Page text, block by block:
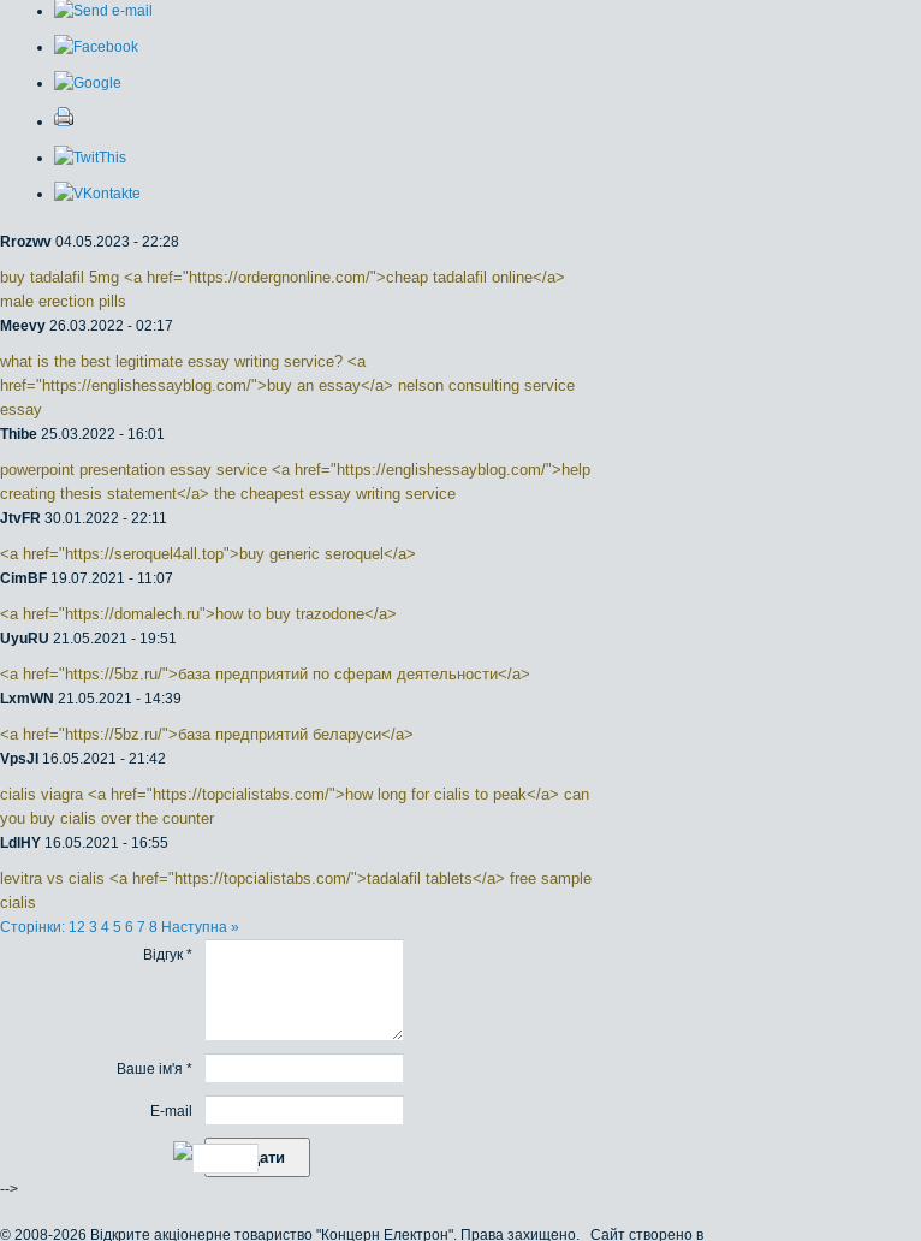
Rrozwv 04.05.2023 - 22:28
buy tadalafil 5mg <a href="https://ordergnonline.com/">cheap tadalafil online</a>
male erection pills
Meevy 26.03.2022 - 02:17
what is the best legitimate essay writing service? <a
href="https://englishessayblog.com/">buy an essay</a> nelson consulting service
essay
Thibe 25.03.2022 - 16:01
powerpoint presentation essay service <a href="https://englishessayblog.com/">help
creating thesis statement</a> the cheapest essay writing service
JtvFR 30.01.2022 - 22:11
<a href="https://seroquel4all.top">buy generic seroquel</a>
CimBF 19.07.2021 - 11:07
<a href="https://domalech.ru">how to buy trazodone</a>
UyuRU 21.05.2021 - 19:51
<a href="https://5bz.ru/">база предприятий по сферам деятельности</a>
LxmWN 21.05.2021 - 14:39
<a href="https://5bz.ru/">база предприятий беларуси</a>
VpsJI 16.05.2021 - 21:42
cialis viagra <a href="https://topcialistabs.com/">how long for cialis to peak</a> can
you buy cialis over the counter
LdlHY 16.05.2021 - 16:55
levitra vs cialis <a href="https://topcialistabs.com/">tadalafil tablets</a> free sample
cialis
Сторінки: 12 3 4 5 6 7 8 Наступна »
Відгук *
Ваше ім'я *
E-mail
-->
© 2008-2026 Відкрите акціонерне товариство "Концерн Електрон". Права захищено. Сайт створено в